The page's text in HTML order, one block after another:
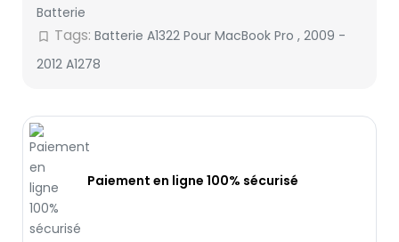
Batterie
bookmark_border Tags: Batterie A1322 Pour MacBook Pro , 2009 -
2012 A1278
Paiement en ligne 100% sécurisé